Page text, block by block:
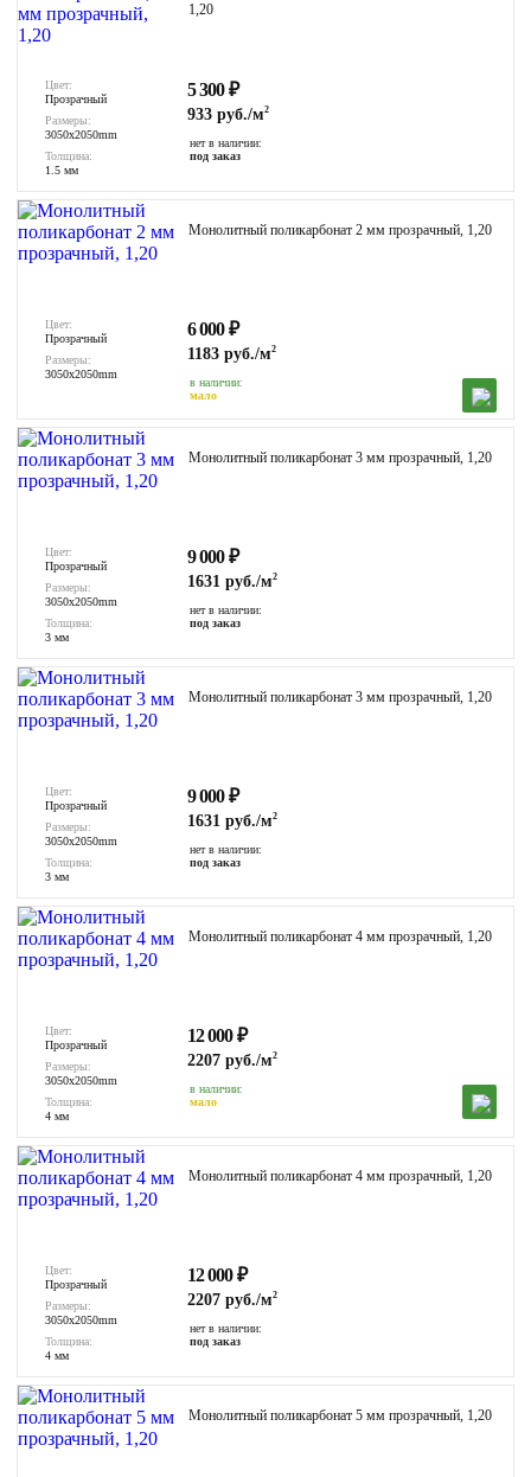
1,20
Цвет:
Прозрачный
Размеры:
3050x2050mm
Толщина:
1.5 мм
5 300₽
933 руб./м2
нет в наличии:
под заказ
Монолитный поликарбонат 2 мм прозрачный, 1,20
Цвет:
Прозрачный
Размеры:
3050x2050mm
6 000₽
1183 руб./м2
в наличии:
мало
Монолитный поликарбонат 3 мм прозрачный, 1,20
Цвет:
Прозрачный
Размеры:
3050x2050mm
Толщина:
3 мм
9 000₽
1631 руб./м2
нет в наличии:
под заказ
Монолитный поликарбонат 3 мм прозрачный, 1,20
Цвет:
Прозрачный
Размеры:
3050x2050mm
Толщина:
3 мм
9 000₽
1631 руб./м2
нет в наличии:
под заказ
Монолитный поликарбонат 4 мм прозрачный, 1,20
Цвет:
Прозрачный
Размеры:
3050x2050mm
Толщина:
4 мм
12 000₽
2207 руб./м2
в наличии:
мало
Монолитный поликарбонат 4 мм прозрачный, 1,20
Цвет:
Прозрачный
Размеры:
3050x2050mm
Толщина:
4 мм
12 000₽
2207 руб./м2
нет в наличии:
под заказ
Монолитный поликарбонат 5 мм прозрачный, 1,20